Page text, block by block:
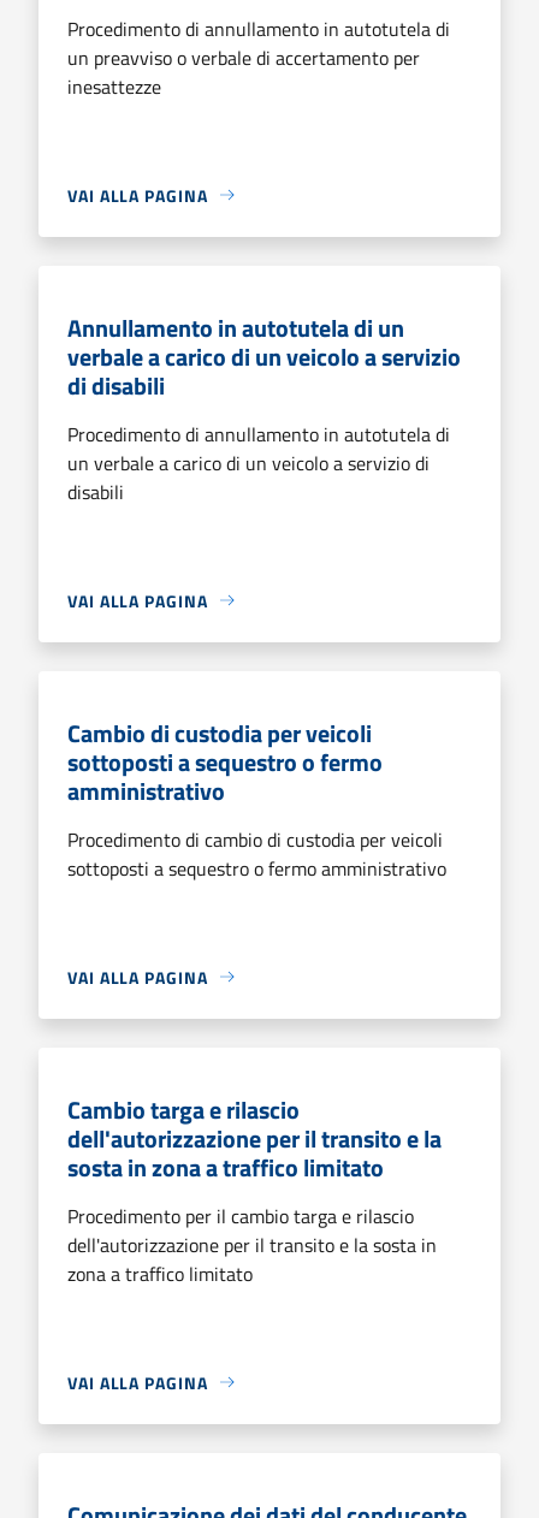
Procedimento di annullamento in autotutela di
un preavviso o verbale di accertamento per
inesattezze
VAI ALLA PAGINA
Annullamento in autotutela di un
verbale a carico di un veicolo a servizio
di disabili
Procedimento di annullamento in autotutela di
un verbale a carico di un veicolo a servizio di
disabili
VAI ALLA PAGINA
Cambio di custodia per veicoli
sottoposti a sequestro o fermo
amministrativo
Procedimento di cambio di custodia per veicoli
sottoposti a sequestro o fermo amministrativo
VAI ALLA PAGINA
Cambio targa e rilascio
dell'autorizzazione per il transito e la
sosta in zona a traffico limitato
Procedimento per il cambio targa e rilascio
dell'autorizzazione per il transito e la sosta in
zona a traffico limitato
VAI ALLA PAGINA